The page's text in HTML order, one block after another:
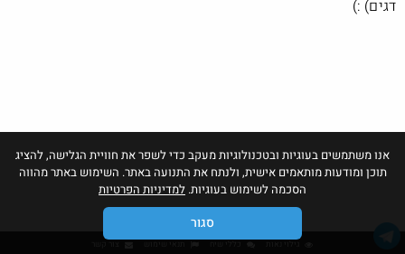
אנו משתמשים בעוגיות ובטכנולוגיות מעקב כדי לשפר את חוויית הגלישה, להציג
תוכן ומודעות מותאמים אישית, ולנתח את התנועה באתר. השימוש באתר מהווה
הסכמה לשימוש בעוגיות. למדיניות הפרטיות
סגור
דגים) :)